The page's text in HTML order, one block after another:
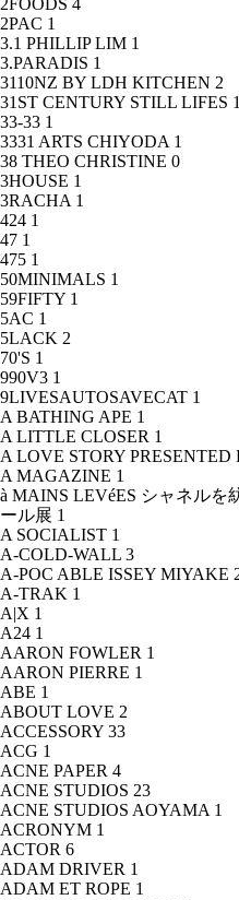
2FOODS 4
2PAC 1
3.1 PHILLIP LIM 1
3.PARADIS 1
3110NZ BY LDH KITCHEN 2
31ST CENTURY STILL LIFES 1
33-33 1
3331 ARTS CHIYODA 1
38 THEO CHRISTINE 0
3HOUSE 1
3RACHA 1
424 1
47 1
475 1
50MINIMALS 1
59FIFTY 1
5AC 1
5LACK 2
70'S 1
990V3 1
9LIVESAUTOSAVECAT 1
A BATHING APE 1
A LITTLE CLOSER 1
A LOVE STORY PRESENTED
A MAGAZINE 1
à MAINS LEVéES シャネルを
ール展 1
A SOCIALIST 1
A-COLD-WALL 3
A-POC ABLE ISSEY MIYAKE
A-TRAK 1
A|X 1
A24 1
AARON FOWLER 1
AARON PIERRE 1
ABE 1
ABOUT LOVE 2
ACCESSORY 33
ACG 1
ACNE PAPER 4
ACNE STUDIOS 23
ACNE STUDIOS AOYAMA 1
ACRONYM 1
ACTOR 6
ADAM DRIVER 1
ADAM ET ROPE 1